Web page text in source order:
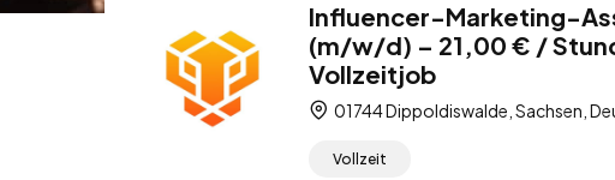
Influencer-Marketing-
(m/w/d) – 21,00 € /
Vollzeitjob
01744 Dippoldiswalde, Sachsen,
Vollzeit